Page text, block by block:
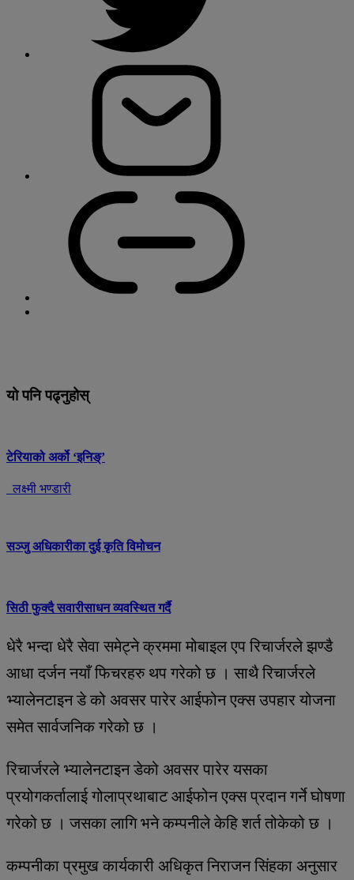
यो पनि पढ्नुहोस्
टेरियाको अर्को ‘इनिङ्’
लक्ष्मी भण्डारी
सञ्जु अधिकारीका दुई कृति विमोचन
सिठी फुक्दै सवारीसाधन व्यवस्थित गर्दै
धेरै भन्दा धेरै सेवा समेट्ने क्रममा मोबाइल एप रिचार्जरले झण्डै
आधा दर्जन नयाँ फिचरहरु थप गरेको छ । साथै रिचार्जरले
भ्यालेनटाइन डे को अवसर पारेर आईफोन एक्स उपहार योजना
समेत सार्वजनिक गरेको छ ।
रिचार्जरले भ्यालेनटाइन डेको अवसर पारेर यसका
प्रयोगकर्तालाई गोलाप्रथाबाट आईफोन एक्स प्रदान गर्ने घोषणा
गरेको छ । जसका लागि भने कम्पनीले केहि शर्त तोकेको छ ।
कम्पनीका प्रमुख कार्यकारी अधिकृत निराजन सिंहका अनुसार